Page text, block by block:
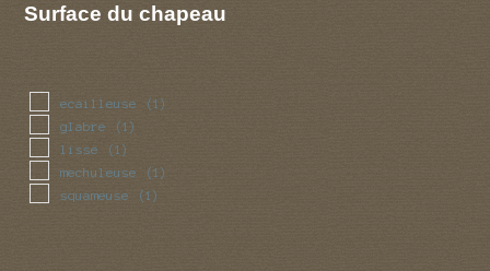
Surface du chapeau
ecailleuse (1)
glabre (1)
lisse (1)
mechuleuse (1)
squameuse (1)